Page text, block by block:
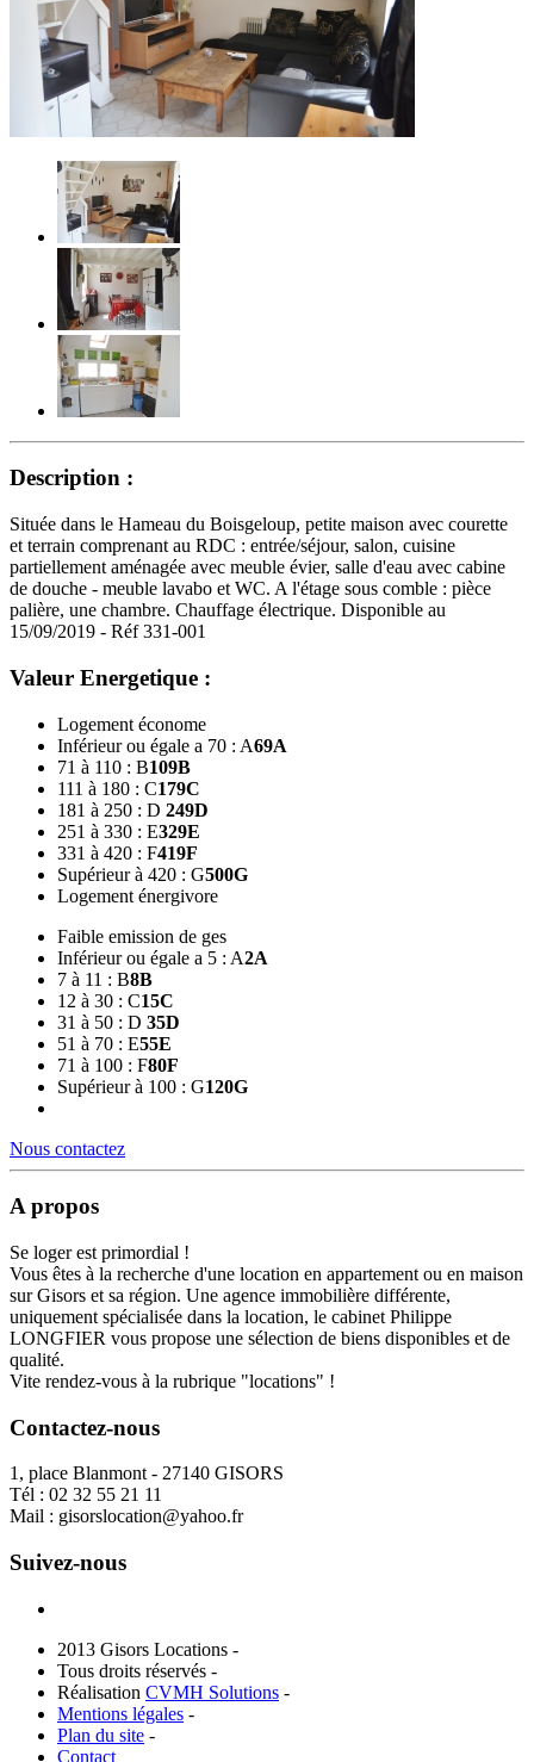
Description :
Située dans le Hameau du Boisgeloup, petite maison avec courette
et terrain comprenant au RDC : entrée/séjour, salon, cuisine
partiellement aménagée avec meuble évier, salle d'eau avec cabine
de douche - meuble lavabo et WC. A l'étage sous comble : pièce
palière, une chambre. Chauffage électrique. Disponible au
15/09/2019 - Réf 331-001
Valeur Energetique :
Logement économe
Inférieur ou égale a 70 : A69A
71 à 110 : B109B
111 à 180 : C179C
181 à 250 : D 249D
251 à 330 : E329E
331 à 420 : F419F
Supérieur à 420 : G500G
Logement énergivore
Faible emission de ges
Inférieur ou égale a 5 : A2A
7 à 11 : B8B
12 à 30 : C15C
31 à 50 : D 35D
51 à 70 : E55E
71 à 100 : F80F
Supérieur à 100 : G120G
Nous contactez
A propos
Se loger est primordial !
Vous êtes à la recherche d'une location en appartement ou en maison
sur Gisors et sa région. Une agence immobilière différente,
uniquement spécialisée dans la location, le cabinet Philippe
LONGFIER vous propose une sélection de biens disponibles et de
qualité.
Vite rendez-vous à la rubrique "locations" !
Contactez-nous
1, place Blanmont - 27140 GISORS
Tél : 02 32 55 21 11
Mail : gisorslocation@yahoo.fr
Suivez-nous
2013 Gisors Locations -
Tous droits réservés -
Réalisation CVMH Solutions -
Mentions légales -
Plan du site -
Contact